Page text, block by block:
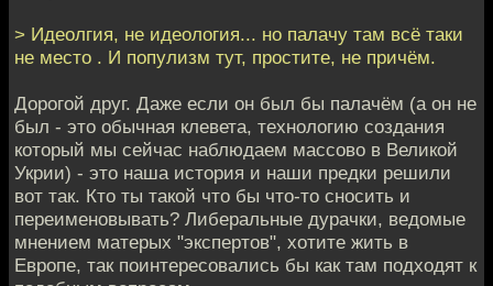
> Идеолгия, не идеология... но палачу там всё таки
не место . И популизм тут, простите, не причём.
Дорогой друг. Даже если он был бы палачём (а он не
был - это обычная клевета, технологию создания
который мы сейчас наблюдаем массово в Великой
Укрии) - это наша история и наши предки решили
вот так. Кто ты такой что бы что-то сносить и
переименовывать? Либеральные дурачки, ведомые
мнением матерых "экспертов", хотите жить в
Европе, так поинтересовались бы как там подходят к